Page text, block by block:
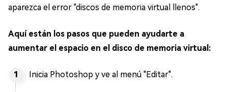
aparezca el error "discos de memoria virtual llenos".
Aquí están los pasos que pueden ayudarte a
aumentar el espacio en el disco de memoria virtual:
Inicia Photoshop y ve al menú "Editar".